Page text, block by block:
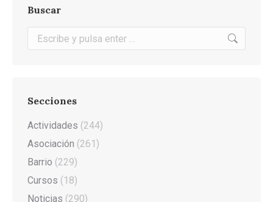
Buscar
Buscar:
Secciones
Actividades (244)
Asociación (261)
Barrio (229)
Cursos (18)
Noticias (290)